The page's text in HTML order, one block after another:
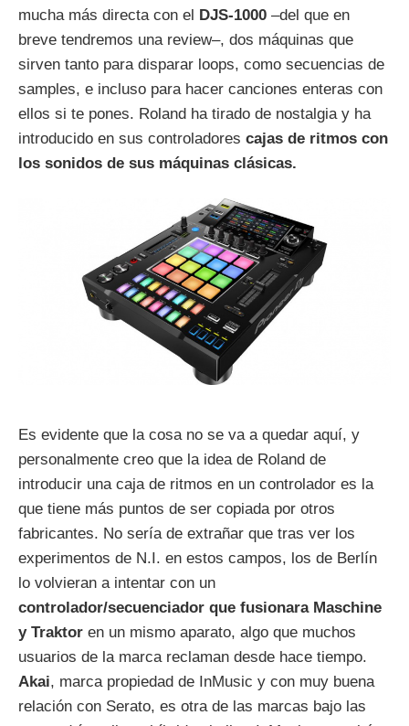
mucha más directa con el DJS-1000 –del que en
breve tendremos una review–, dos máquinas que
sirven tanto para disparar loops, como secuencias de
samples, e incluso para hacer canciones enteras con
ellos si te pones. Roland ha tirado de nostalgia y ha
introducido en sus controladores cajas de ritmos con
los sonidos de sus máquinas clásicas.
Es evidente que la cosa no se va a quedar aquí, y
personalmente creo que la idea de Roland de
introducir una caja de ritmos en un controlador es la
que tiene más puntos de ser copiada por otros
fabricantes. No sería de extrañar que tras ver los
experimentos de N.I. en estos campos, los de Berlín
lo volvieran a intentar con un
controlador/secuenciador que fusionara Maschine
y Traktor en un mismo aparato, algo que muchos
usuarios de la marca reclaman desde hace tiempo.
Akai, marca propiedad de InMusic y con muy buena
relación con Serato, es otra de las marcas bajo las